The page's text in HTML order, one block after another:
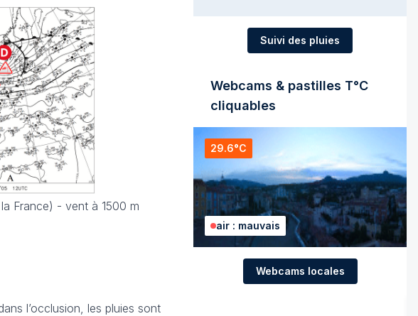
France) - vent à 1500 m
l’occlusion, les pluies sont
Suivi des pluies
Webcams & pastilles T°C
cliquables
29.6°C
air : mauvais
Webcams locales